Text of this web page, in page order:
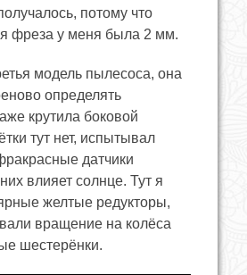
потому что
фреза у меня была 2 мм.
модель пылесоса, она
определять
крутила боковой
тут нет, испытывал
датчики
влияет солнце. Тут я
желтые редукторы,
вращение на колёса
шестерёнки.